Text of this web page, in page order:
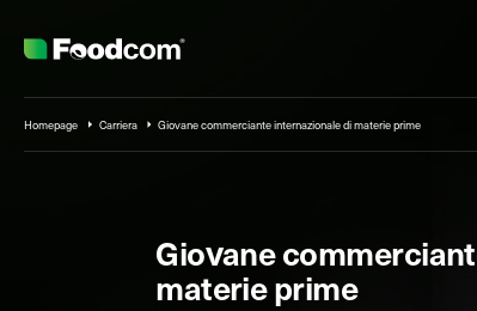
Homepage Carriera Giovane commerciante internazionale di materie prime
Giovane
materie prime